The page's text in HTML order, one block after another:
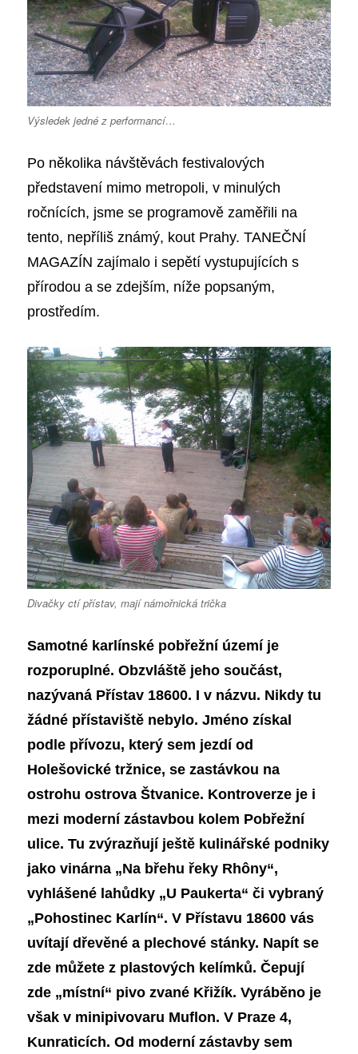
Výsledek jedné z performancí…
Po několika návštěvách festivalových
představení mimo metropoli, v minulých
ročnících, jsme se programově zaměřili na
tento, nepříliš známý, kout Prahy. TANEČNÍ
MAGAZÍN zajímalo i sepětí vystupujících s
přírodou a se zdejším, níže popsaným,
prostředím.
Divačky ctí přístav, mají námořnická trička
Samotné karlínské pobřežní územíje
rozporuplné. Obzvláště jeho součást,
nazývaná Přístav 18600. I v názvu. Nikdy tu
žádné přístaviště nebylo. Jméno získal
podle přívozu, který sem jezdí od
Holešovické tržnice, se zastávkou na
ostrohu ostrova Štvanice. Kontroverze je i
mezi moderní zástavbou kolem Pobřežní
ulice. Tu zvýrazňují ještě kulinářské podniky
jako vinárna „Na břehu řeky Rhôny“,
vyhlášené lahůdky „U Paukerta“ či vybraný
„Pohostinec Karlín“.V Přístavu 18600 vás
uvítají dřevěné a plechové stánky. Napít se
zde můžete z plastových kelímků. Čepují
zde „místní“ pivo zvané Křižík. Vyráběno je
však v minipivovaru Muflon. V Praze 4,
Kunraticích. Od moderní zástavby sem